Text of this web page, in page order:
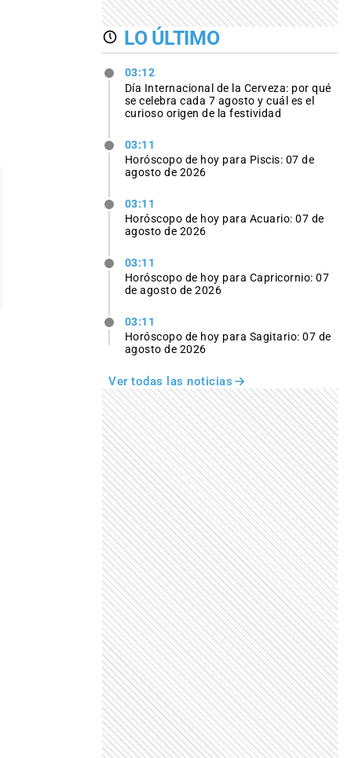
LO ÚLTIMO
03:12
Día Internacional de la Cerveza: por qué
se celebra cada 7 agosto y cuál es el
curioso origen de la festividad
03:11
Horóscopo de hoy para Piscis: 07 de
agosto de 2026
03:11
Horóscopo de hoy para Acuario: 07 de
agosto de 2026
03:11
Horóscopo de hoy para Capricornio: 07
de agosto de 2026
03:11
Horóscopo de hoy para Sagitario: 07 de
agosto de 2026
Ver todas las noticias